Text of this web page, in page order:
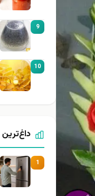
9
10
داغ‌ترین ۳ ماه اخیر
1